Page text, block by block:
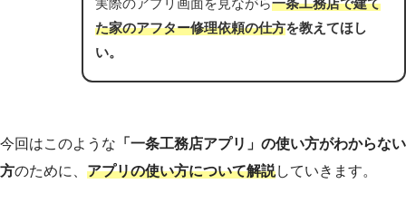
実際のアプリ画面を見ながら一条工務店で建て
た家のアフター修理依頼の仕方を教えてほし
い。
今回はこのような 「一条工務店アプリ」の使い方がわからない
方のために、 アプリの使い方について解説していきます。